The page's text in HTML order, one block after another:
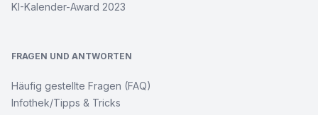
KI-Kalender-Award 2023
FRAGEN UND ANTWORTEN
Häufig gestellte Fragen (FAQ)
Infothek/Tipps & Tricks